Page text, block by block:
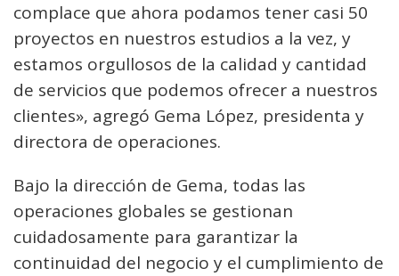
complace que ahora podamos tener casi 50
proyectos en nuestros estudios a la vez, y
estamos orgullosos de la calidad y cantidad
de servicios que podemos ofrecer a nuestros
clientes», agregó Gema López, presidenta y
directora de operaciones.
Bajo la dirección de Gema, todas las
operaciones globales se gestionan
cuidadosamente para garantizar la
continuidad del negocio y el cumplimiento de